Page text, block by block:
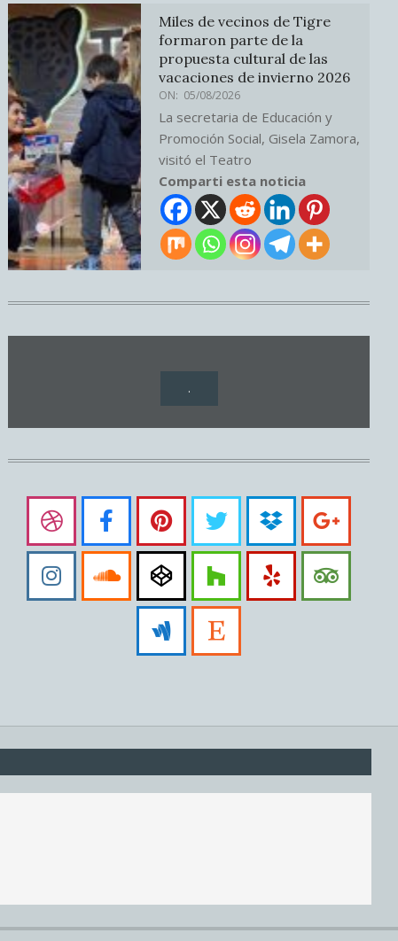
Miles de vecinos de Tigre
formaron parte de la
propuesta cultural de las
vacaciones de invierno 2026
ON: 05/08/2026
La secretaria de Educación y
Promoción Social, Gisela Zamora,
visitó el Teatro
Comparti esta noticia
.